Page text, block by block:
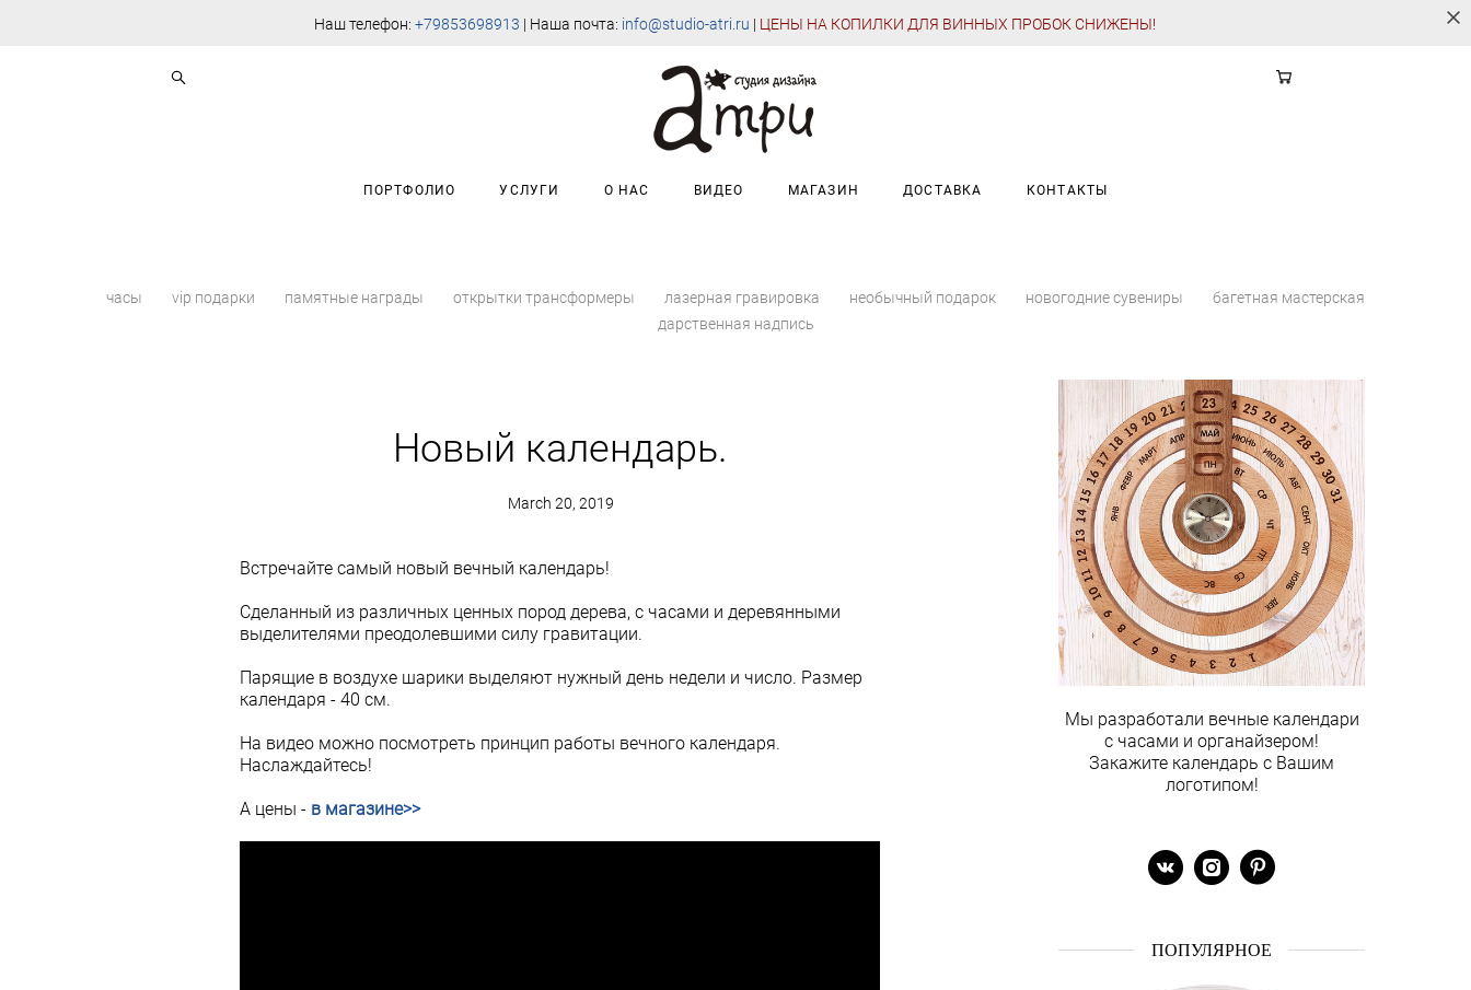
Наш телефон:+79853698913 | Наша почта: info@studio-atri.ru | ЦЕНЫ НА КОПИЛКИ ДЛЯ ВИННЫХ ПРОБОК СНИЖЕНЫ!
ПОРТФОЛИО УСЛУГИ О НАС ВИДЕО МАГАЗИН ДОСТАВКА КОНТАКТЫ
часы vip подарки памятные награды открытки трансформеры лазерная гравировка необычный подарок новогодние сувениры
багетная мастерская
дарственная надпись
Новый календарь.
March 20, 2019
Встречайте самый новый вечный календарь!
Сделанный из различных ценных пород дерева, с часами и деревянными
выделителями преодолевшими силу гравитации.
Парящие в воздухе шарики выделяют нужный день недели и число. Размер
календаря - 40 см.
На видео можно посмотреть принцип работы вечного календаря.
Наслаждайтесь!
А цены - в магазине>>
Мы разработали вечные календари
с часами и органайзером!
Закажите календарь с Вашим
логотипом!
ПОПУЛЯРНОЕ